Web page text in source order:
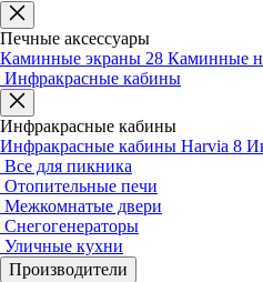
Печные аксессуары
Каминные экраны 28 Каминные
Инфракрасные кабины
Инфракрасные кабины
Инфракрасные кабины Harvia 8
Все для пикника
Отопительные печи
Межкомнатые двери
Снегогенераторы
Уличные кухни
Производители